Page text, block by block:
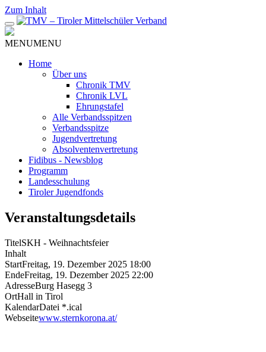
Zum Inhalt
MENUMENU
Home
Über uns
Chronik TMV
Chronik LVL
Ehrungstafel
Alle Verbandsspitzen
Verbandsspitze
Jugendvertretung
Absolventenvertretung
Fidibus - Newsblog
Programm
Landesschulung
Tiroler Jugendfonds
Veranstaltungsdetails
TitelSKH - Weihnachtsfeier
Inhalt
StartFreitag, 19. Dezember 2025 18:00
EndeFreitag, 19. Dezember 2025 22:00
AdresseBurg Hasegg 3
OrtHall in Tirol
KalendarDatei *.ical
Webseitewww.sternkorona.at/